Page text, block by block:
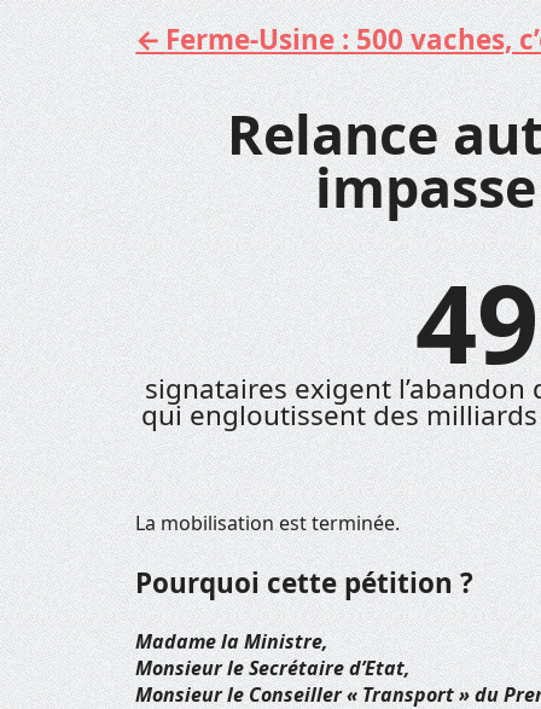
Aller
au
contenu
Ferme-Usine : 500 vaches,
Relance
signataires exigent
qui engloutissent des
La mobilisation est terminée.
Pourquoi cette pétition ?
Madame la Ministre,
Monsieur le Secrétaire d’Etat,
Monsieur le Conseiller « Transport » du